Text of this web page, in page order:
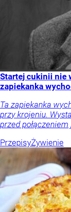
Startej cukinii nie
zapiekanka
Ta zapiekanka
przy krojeniu.
przed połączeniem
PrzepisyŻywienie